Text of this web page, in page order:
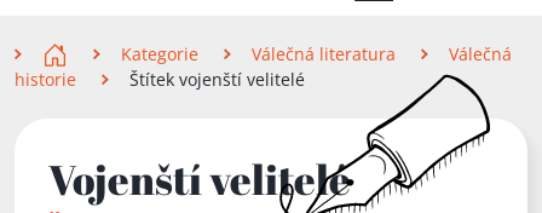
Kategorie Válečná literatura
Válečná
historie
Štítek vojenští velitelé
Vojenští velitelé